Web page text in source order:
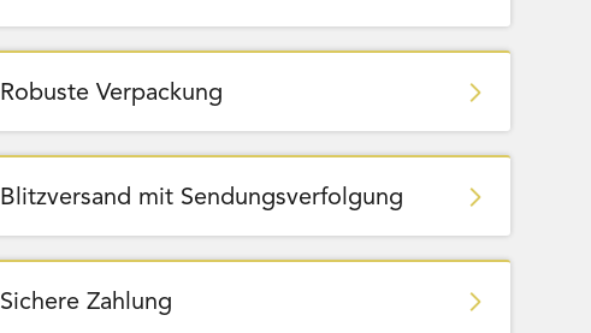
Robuste Verpackung
Blitzversand mit Sendungsverfolgung
Sichere Zahlung